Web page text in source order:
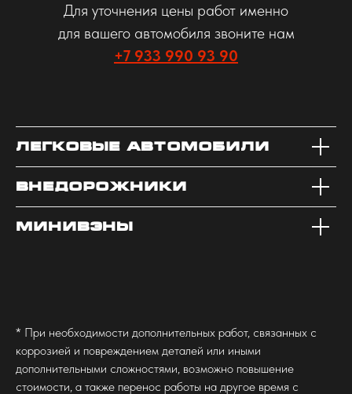
Для уточнения цены работ именно
для вашего автомобиля звоните нам
+7 933 990 93 90
Легковые автомобили
Внедорожники
Минивэны
* При необходимости дополнительных работ, связанных с
коррозией и повреждением деталей или иными
дополнительными сложностями, возможно повышение
стоимости, а также перенос работы на другое время с